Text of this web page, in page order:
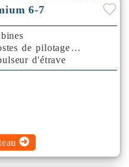
6-7
de pilotage
d'étrave